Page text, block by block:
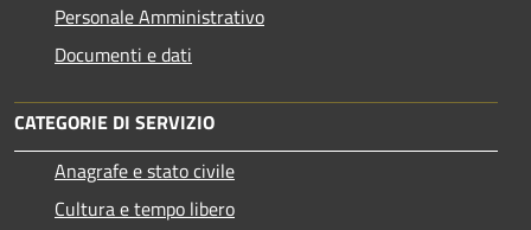
Personale Amministrativo
Documenti e dati
CATEGORIE DI SERVIZIO
Anagrafe e stato civile
Cultura e tempo libero